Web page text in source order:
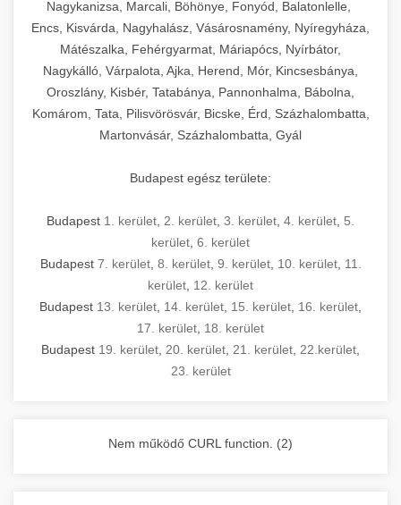
Ipari sütők és gőzpárolók katalógusa -
chef-iparikonyhagepek.hu
berendezések
használatot, miközben megfelel az összes
higiéniai előírásnak.
Ipari hűtőberendezések széles
választéka - chef-iparikonyhagepek.hu
kereskedelmi hűtőegység és hűtőkamra rendszerek
hőmérsékletet és vízminőséget figyelő
rendszerekkel, valamint energiatakarékos
technológiával rendelkeznek. A rozsdamentes
acél konstrukció és a könnyen hozzáférhető
karbantartási pontok biztosítják a hosszú
élettartamot és az egyszerű üzemeltetést.
Ipari mosogatógépek teljes kínálata -
kereskedelmi mosogatógép és tisztítóberendezések
tisztíthatók, szétszerelhetők és karbantarthatók,
megfelelnek az összes élelmiszer-biztonsági
előírásnak. Különböző teljesítményű modellek
állnak rendelkezésre asztali és állványos
kivitelben, az egyedi igények és a
feldolgozandó mennyiségek függvényében.
Biztonságos kezelést biztosító védőburkolatok
számára.
Sajtreszelő gépek szakmai választéka -
chef-iparikonyhagepek.hu
kereskedelmi sajtreszelő és aprítógépek
berendezést magában foglal, amely szükséges
egy modern, hatékonyan működő
kereskedelmi konyha komplett felszereléséhez
és működtetéséhez. Az alapvető
főzőberendezésektől (tűzhelyek, sütők,
grillsütők, frittőzök) kezdve a speciális
feldolgozógépeken (szeletelők, aprítók,
kiegészítő eszközökig mindent egy helyen
megtalál. Szakértő tanácsadóink segítenek a
megfelelő berendezések kiválasztásában, a
konyha optimális elrendezésének
megtervezésében, valamint a telepítés és az
üzembe helyezés koordinálásában. Hosszú távú
garancia, gyors szerviz és folyamatos műszaki
támogatás biztosítja az Ön nyugalmát és
Nagykonyhai berendezések komplett
Nagykanizsa, Marcali, Böhönye, Fonyód, Balatonlelle,
Encs, Kisvárda, Nagyhalász, Vásárosnamény, Nyíregyháza,
Mátészalka, Fehérgyarmat, Máriapócs, Nyírbátor,
Nagykálló, Várpalota, Ajka, Herend, Mór, Kincsesbánya,
Oroszlány, Kisbér, Tatabánya, Pannonhalma, Bábolna,
Komárom, Tata, Pilisvörösvár, Bicske, Érd, Százhalombatta,
Martonvásár, Százhalombatta, Gyál
Budapest egész területe:
Budapest 1. kerület 2. kerület 3. kerület 4. kerület 5.
kerület 6. kerület
Budapest 7. kerület, 8. kerület, 9. kerület, 10. kerület, 11.
kerület 12. kerület
Budapest 13. kerület 14. kerület 15. kerület 16. kerület
17. kerület 18. kerület
Budapest 19. kerület 20. kerület 21. kerület 22.kerület
23. kerület
Nem működő CURL function. (2)